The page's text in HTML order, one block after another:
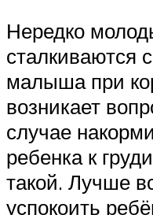
Нередко
сталкиваются
малыша при
возникает
случае
ребенка к
такой. Лучше
успокоить